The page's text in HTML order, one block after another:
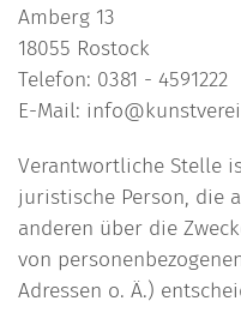
Amberg 13
18055 Rostock
Telefon: 0381 - 4591222
E-Mail:
Verantwortliche Stelle
juristische Person, die
anderen über die
von
Adressen o. Ä.)